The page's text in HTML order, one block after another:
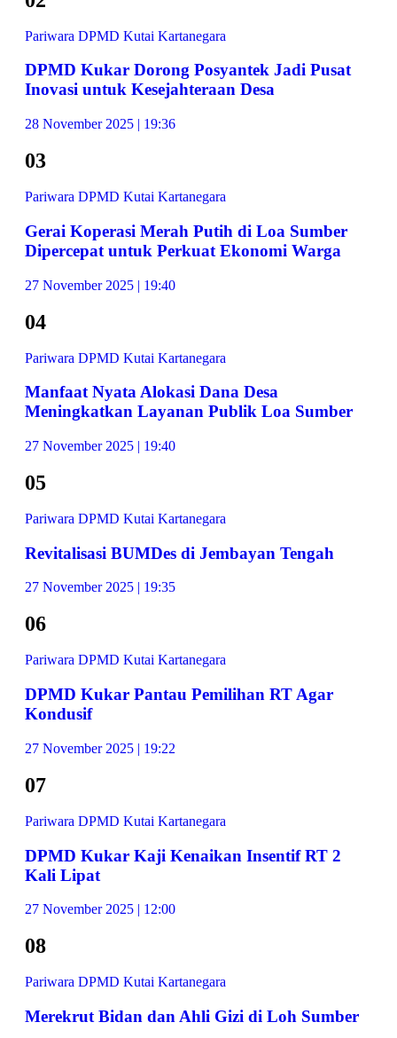
Pariwara DPMD Kutai Kartanegara
DPMD Kukar Dorong Posyantek Jadi Pusat
Inovasi untuk Kesejahteraan Desa
28 November 2025 | 19:36
03
Pariwara DPMD Kutai Kartanegara
Gerai Koperasi Merah Putih di Loa Sumber
Dipercepat untuk Perkuat Ekonomi Warga
27 November 2025 | 19:40
04
Pariwara DPMD Kutai Kartanegara
Manfaat Nyata Alokasi Dana Desa
Meningkatkan Layanan Publik Loa Sumber
27 November 2025 | 19:40
05
Pariwara DPMD Kutai Kartanegara
Revitalisasi BUMDes di Jembayan Tengah
27 November 2025 | 19:35
06
Pariwara DPMD Kutai Kartanegara
DPMD Kukar Pantau Pemilihan RT Agar
Kondusif
27 November 2025 | 19:22
07
Pariwara DPMD Kutai Kartanegara
DPMD Kukar Kaji Kenaikan Insentif RT 2
Kali Lipat
27 November 2025 | 12:00
08
Pariwara DPMD Kutai Kartanegara
Merekrut Bidan dan Ahli Gizi di Loh Sumber